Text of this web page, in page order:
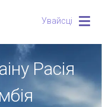
Увайсці
Расія